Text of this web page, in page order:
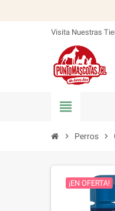
Visita Nuestras
view_headline
chevron_right Perros chevron_right
¡EN OFERTA!